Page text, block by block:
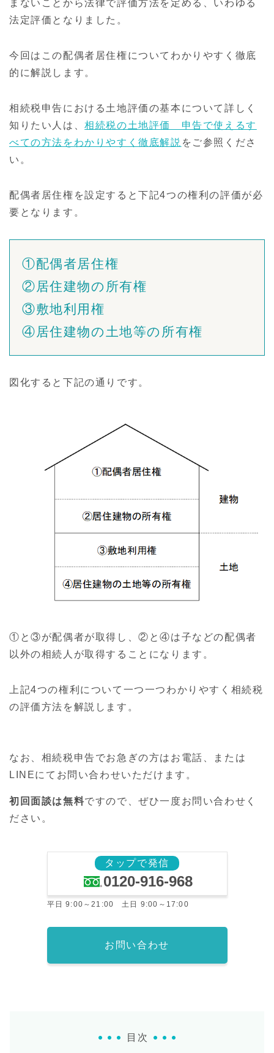
まないことから法律で評価方法を定める、いわゆる
法定評価となりました。
今回はこの配偶者居住権についてわかりやすく徹底
的に解説します。
相続税申告における土地評価の基本について詳しく
知りたい人は、相続税の土地評価 申告で使えるす
べての方法をわかりやすく徹底解説 をご参照くださ
い。
配偶者居住権を設定すると下記4つの権利の評価が必
要となります。
①配偶者居住権
②居住建物の所有権
③敷地利用権
④居住建物の土地等の所有権
図化すると下記の通りです。
①と③が配偶者が取得し、②と④は子などの配偶者
以外の相続人が取得することになります。
上記4つの権利について一つ一つわかりやすく相続税
の評価方法を解説します。
なお、相続税申告でお急ぎの方はお電話、または
LINEにてお問い合わせいただけます。
初回面談は無料ですので、ぜひ一度お問い合わせく
ださい。
タップで発信
0120-916-968
平日 9:00～21:00 土日 9:00～17:00
お問い合わせ
目次